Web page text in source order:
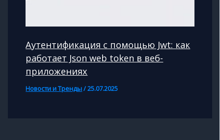
Аутентификация с помощью Jwt: как
работает Json web token в веб-
приложениях
Новости и Тренды/25.07.2025